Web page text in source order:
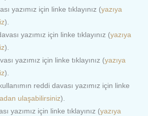
yazımız için linke tıklayınız (yazıya
).
yazımız için linke tıklayınız (yazıya
).
yazımız için linke tıklayınız (yazıya
).
reddi davası yazımız için linke
ulaşabilirsiniz).
yazımız için linke tıklayınız (yazıya